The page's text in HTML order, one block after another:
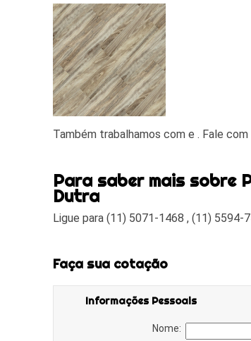
Também trabalhamos com e . Fale
Para saber mais sobre
Dutra
Ligue para (11) 5071-1468 , (11) 5594-
Faça sua cotação
Informações Pessoais
Nome: